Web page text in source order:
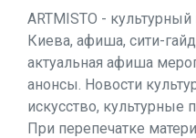
ARTMISTO -
Киева, афиша, сити-
актуальная афиша
анонсы. Новости
искусство, культурные
При перепечатке